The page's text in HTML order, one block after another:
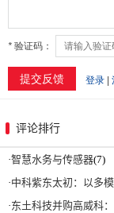
评论排行
·智慧水务与传感器(7)
·中科紫东太初：以多
·东土科技并购高威科